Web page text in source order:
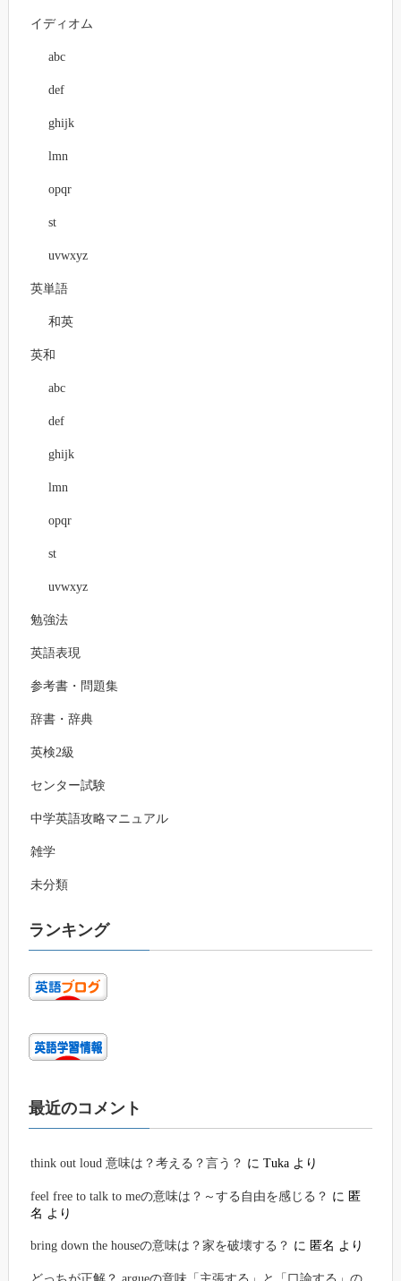
イディオム
abc
def
ghijk
lmn
opqr
st
uvwxyz
英単語
和英
英和
abc
def
ghijk
lmn
opqr
st
uvwxyz
勉強法
英語表現
参考書・問題集
辞書・辞典
英検2級
センター試験
中学英語攻略マニュアル
雑学
未分類
ランキング
最近のコメント
think out loud 意味は？考える？言う？ にTuka より
feel free to talk to meの意味は？～する自由を感じる？ に 匿
名 より
bring down the houseの意味は？家を破壊する？ に 匿名 より